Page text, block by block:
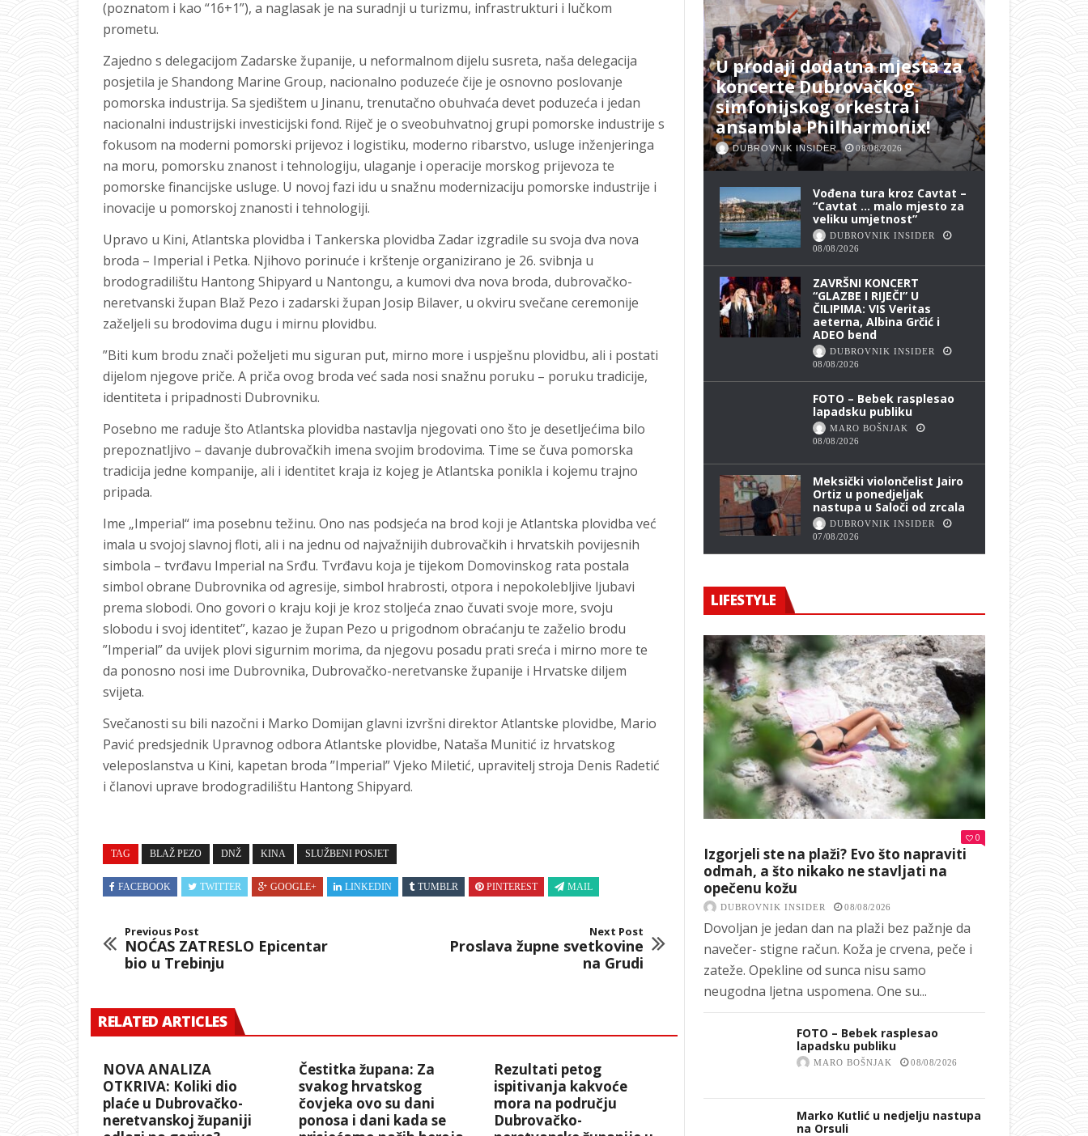
(poznatom i kao “16+1”), a naglasak je na suradnji u turizmu, infrastrukturi i lučkom
prometu.
Zajedno s delegacijom Zadarske županije, u neformalnom dijelu susreta, naša delegacija
posjetila je Shandong Marine Group, nacionalno poduzeće čije je osnovno poslovanje
pomorska industrija. Sa sjedištem u Jinanu, trenutačno obuhvaća devet poduzeća i jedan
nacionalni industrijski investicijski fond. Riječ je o sveobuhvatnoj grupi pomorske industrije s
fokusom na moderni pomorski prijevoz i logistiku, moderno ribarstvo, usluge inženjeringa
na moru, pomorsku znanost i tehnologiju, ulaganje i operacije morskog prijevoza te
pomorske financijske usluge. U novoj fazi idu u snažnu modernizaciju pomorske industrije i
inovacije u pomorskoj znanosti i tehnologiji.
Upravo u Kini, Atlantska plovidba i Tankerska plovidba Zadar izgradile su svoja dva nova
broda – Imperial i Petka. Njihovo porinuće i krštenje organizirano je 26. svibnja u
brodogradilištu Hantong Shipyard u Nantongu, a kumovi dva nova broda, dubrovačko-
neretvanski župan Blaž Pezo i zadarski župan Josip Bilaver, u okviru svečane ceremonije
zaželjeli su brodovima dugu i mirnu plovidbu.
”Biti kum brodu znači poželjeti mu siguran put, mirno more i uspješnu plovidbu, ali i postati
dijelom njegove priče. A priča ovog broda već sada nosi snažnu poruku – poruku tradicije,
identiteta i pripadnosti Dubrovniku.
Posebno me raduje što Atlantska plovidba nastavlja njegovati ono što je desetljećima bilo
prepoznatljivo – davanje dubrovačkih imena svojim brodovima. Time se čuva pomorska
tradicija jedne kompanije, ali i identitet kraja iz kojeg je Atlantska ponikla i kojemu trajno
pripada.
Ime „Imperial“ ima posebnu težinu. Ono nas podsjeća na brod koji je Atlantska plovidba već
imala u svojoj slavnoj floti, ali i na jednu od najvažnijih dubrovačkih i hrvatskih povijesnih
simbola – tvrđavu Imperial na Srđu. Tvrđavu koja je tijekom Domovinskog rata postala
simbol obrane Dubrovnika od agresije, simbol hrabrosti, otpora i nepokolebljive ljubavi
prema slobodi. Ono govori o kraju koji je kroz stoljeća znao čuvati svoje more, svoju
slobodu i svoj identitet”, kazao je župan Pezo u prigodnom obraćanju te zaželio brodu
”Imperial” da uvijek plovi sigurnim morima, da njegovu posadu prati sreća i mirno more te
da ponosno nosi ime Dubrovnika, Dubrovačko-neretvanske županije i Hrvatske diljem
svijeta.
Svečanosti su bili nazočni i Marko Domijan glavni izvršni direktor Atlantske plovidbe, Mario
Pavić predsjednik Upravnog odbora Atlantske plovidbe, Nataša Munitić iz hrvatskog
veleposlanstva u Kini, kapetan broda ”Imperial” Vjeko Miletić, upravitelj stroja Denis Radetić
i članovi uprave brodogradilištu Hantong Shipyard.
TAG BLAŽ PEZO DNŽ KINA SLUŽBENI POSJET
FACEBOOK TWITTER GOOGLE+ LINKEDIN TUMBLR PINTEREST MAIL
Previous Post
NOĆAS ZATRESLO Epicentar
bio u Trebinju
Next Post
Proslava župne svetkovine
na Grudi
RELATED ARTICLES
NOVA ANALIZA
OTKRIVA: Koliki dio
plaće u Dubrovačko-
neretvanskoj županiji
Čestitka župana: Za
svakog hrvatskog
čovjeka ovo su dani
ponosa i dani kada se
Rezultati petog
ispitivanja kakvoće
mora na području
Dubrovačko-
U prodaji dodatna mjesta za
koncerte Dubrovačkog
simfonijskog orkestra i
ansambla Philharmonix!
DUBROVNIK INSIDER 08/08/2026
Vođena tura kroz Cavtat –
“Cavtat … malo mjesto za
veliku umjetnost”
DUBROVNIK INSIDER
08/08/2026
ZAVRŠNI KONCERT
“GLAZBE I RIJEČI” U
ČILIPIMA: VIS Veritas
aeterna, Albina Grčić i
ADEO bend
DUBROVNIK INSIDER
08/08/2026
FOTO – Bebek rasplesao
lapadsku publiku
MARO BOŠNJAK
08/08/2026
Meksički violončelist Jairo
Ortiz u ponedjeljak
nastupa u Saloči od zrcala
DUBROVNIK INSIDER
07/08/2026
LIFESTYLE
0
Izgorjeli ste na plaži? Evo što napraviti
odmah, a što nikako ne stavljati na
opečenu kožu
DUBROVNIK INSIDER 08/08/2026
Dovoljan je jedan dan na plaži bez pažnje da
navečer- stigne račun. Koža je crvena, peče i
zateže. Opekline od sunca nisu samo
neugodna ljetna uspomena. One su...
FOTO – Bebek rasplesao
lapadsku publiku
MARO BOŠNJAK 08/08/2026
Marko Kutlić u nedjelju nastupa
na Orsuli